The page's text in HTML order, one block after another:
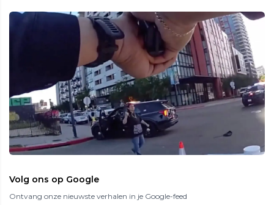
Volg ons op Google
Ontvang onze nieuwste verhalen in je Google-feed